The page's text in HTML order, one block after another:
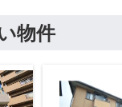
物件